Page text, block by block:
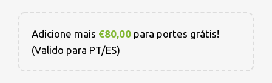
Adicione mais €80,00 para portes grátis!
(Valido para PT/ES)